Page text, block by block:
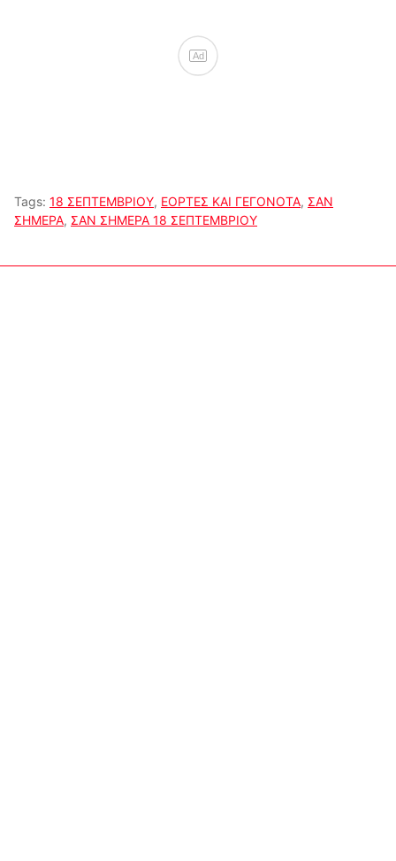
Ad
Tags: 18 ΣΕΠΤΕΜΒΡΙΟΥ, ΕΟΡΤΕΣ ΚΑΙ ΓΕΓΟΝΟΤΑ, ΣΑΝ
ΣΗΜΕΡΑ, ΣΑΝ ΣΗΜΕΡΑ 18 ΣΕΠΤΕΜΒΡΙΟΥ